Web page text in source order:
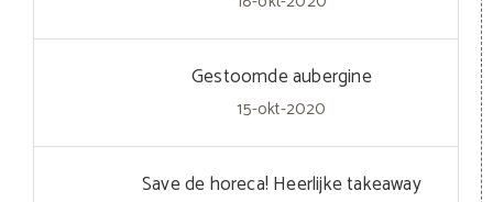
Gestoomde aubergine
15-okt-2020
Save de horeca! Heerlijke takeaway